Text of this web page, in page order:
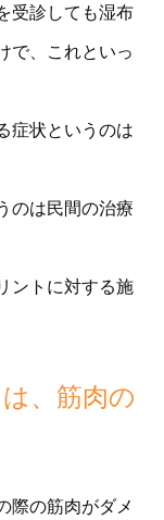
受診しても湿布
で、これといっ
症状というのは
のは民間の治療
ントに対する施
、筋肉の
際の筋肉がダメ